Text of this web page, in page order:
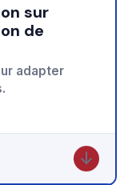
de
adapter
↓